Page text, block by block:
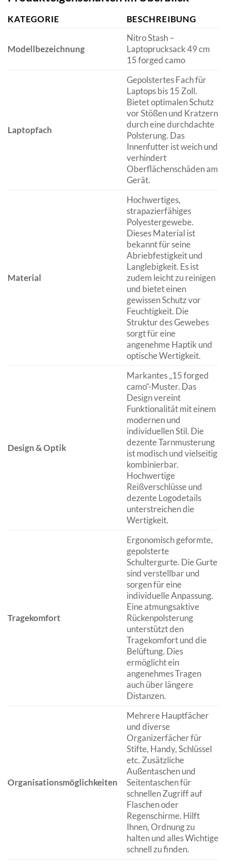
KATEGORIE BESCHREIBUNG
Modellbezeichnung
Nitro Stash –
Laptoprucksack 49 cm
15 forged camo
Laptopfach
Gepolstertes Fach für
Laptops bis 15 Zoll.
Bietet optimalen Schutz
vor Stößen und Kratzern
durch eine durchdachte
Polsterung. Das
Innenfutter ist weich und
verhindert
Oberflächenschäden am
Gerät.
Material
Hochwertiges,
strapazierfähiges
Polyestergewebe.
Dieses Material ist
bekannt für seine
Abriebfestigkeit und
Langlebigkeit. Es ist
zudem leicht zu reinigen
und bietet einen
gewissen Schutz vor
Feuchtigkeit. Die
Struktur des Gewebes
sorgt für eine
angenehme Haptik und
optische Wertigkeit.
Design & Optik
Markantes „15 forged
camo“-Muster. Das
Design vereint
Funktionalität mit einem
modernen und
individuellen Stil. Die
dezente Tarnmusterung
ist modisch und vielseitig
kombinierbar.
Hochwertige
Reißverschlüsse und
dezente Logodetails
unterstreichen die
Wertigkeit.
Tragekomfort
Ergonomisch geformte,
gepolsterte
Schultergurte. Die Gurte
sind verstellbar und
sorgen für eine
individuelle Anpassung.
Eine atmungsaktive
Rückenpolsterung
unterstützt den
Tragekomfort und die
Belüftung. Dies
ermöglicht ein
angenehmes Tragen
auch über längere
Distanzen.
Organisationsmöglichkeiten
Mehrere Hauptfächer
und diverse
Organizerfächer für
Stifte, Handy, Schlüssel
etc. Zusätzliche
Außentaschen und
Seitentaschen für
schnellen Zugriff auf
Flaschen oder
Regenschirme. Hilft
Ihnen, Ordnung zu
halten und alles Wichtige
schnell zu finden.